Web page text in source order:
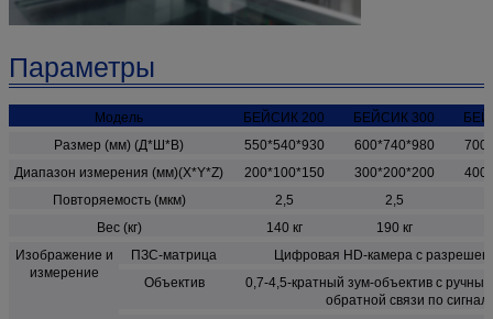
Параметры
Модель БЕЙСИК 200 БЕЙСИК 300
Размер (мм) (Д*Ш*В)
550*540*930 600*740*980
Диапазон измерения (мм)(X*Y*Z)
200*100*150 300*200*200
Повторяемость (мкм)
2,5
2,5
Вес (кг)
140 кг 190 кг
Изображение и
измерение
ПЗС-матрица
Цифровая HD-камера с
Объектив
0,7-4,5-кратный зум-объектив с
обратной связи по